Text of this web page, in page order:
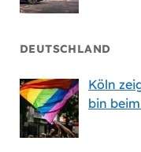
DEUTSCHLAND
Köln
bin